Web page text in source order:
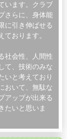
います。クラブ
さらに、身体能
に引き伸ばせる
ております。
社会性、人間性
て、技術のみな
いと考えており
おいて、無駄な
アップが出来る
たいと思いま